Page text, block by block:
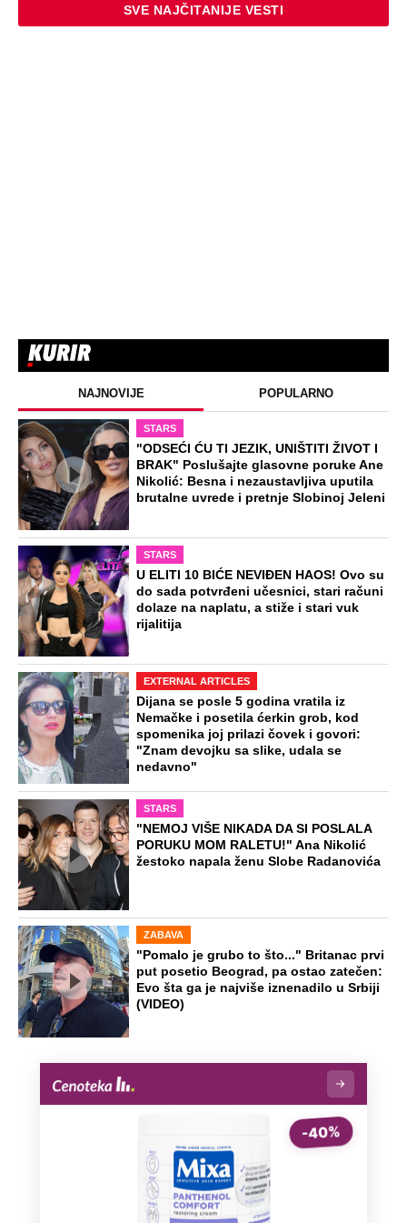
SVE NAJČITANIJE VESTI
NAJNOVIJE POPULARNO
STARS
"ODSEĆI ĆU TI JEZIK, UNIŠTITI ŽIVOT I
BRAK" Poslušajte glasovne poruke Ane
Nikolić: Besna i nezaustavljiva uputila
brutalne uvrede i pretnje Slobinoj Jeleni
STARS
U ELITI 10 BIĆE NEVIĐEN HAOS! Ovo su
do sada potvrđeni učesnici, stari računi
dolaze na naplatu, a stiže i stari vuk
rijalitija
EXTERNAL ARTICLES
Dijana se posle 5 godina vratila iz
Nemačke i posetila ćerkin grob, kod
spomenika joj prilazi čovek i govori:
"Znam devojku sa slike, udala se
nedavno"
STARS
"NEMOJ VIŠE NIKADA DA SI POSLALA
PORUKU MOM RALETU!" Ana Nikolić
žestoko napala ženu Slobe Radanovića
ZABAVA
"Pomalo je grubo to što..." Britanac prvi
put posetio Beograd, pa ostao zatečen:
Evo šta ga je najviše iznenadilo u Srbiji
(VIDEO)